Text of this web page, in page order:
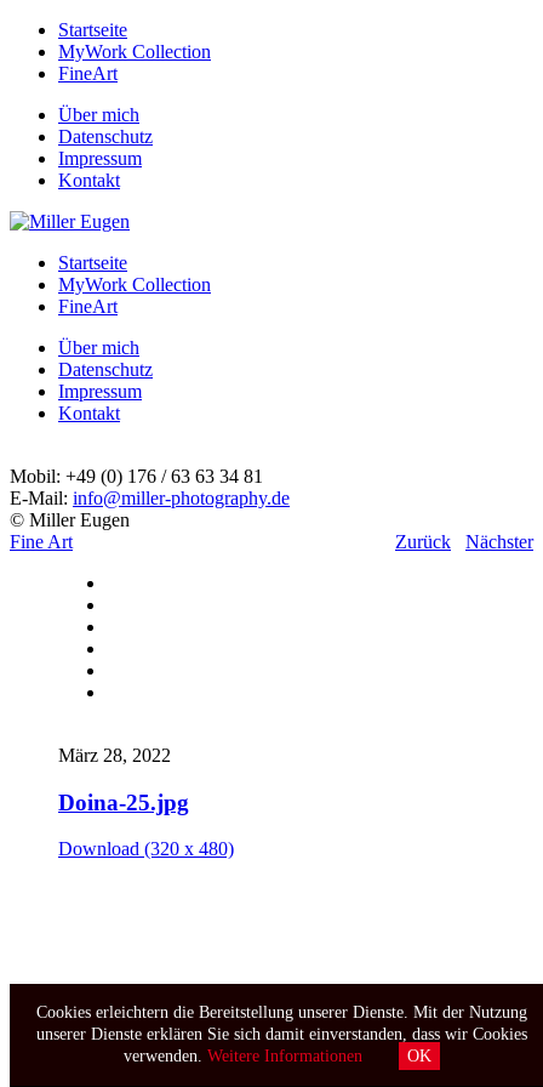
Cookies erleichtern die Bereitstellung unserer Dienste. Mit der Nutzung
unserer Dienste erklären Sie sich damit einverstanden, dass wir Cookies
verwenden. Weitere Informationen OK
Startseite
MyWork Collection
FineArt
Über mich
Datenschutz
Impressum
Kontakt
Startseite
MyWork Collection
FineArt
Über mich
Datenschutz
Impressum
Kontakt
Mobil: +49 (0) 176 / 63 63 34 81
E-Mail: info@miller-photography.de
© Miller Eugen
Zurück
Nächster
Fine Art
März 28, 2022
Doina-25.jpg
Download (320 x 480)